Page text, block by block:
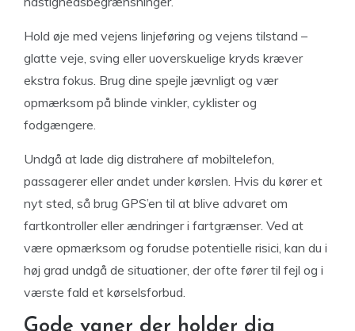
Hold øje med vejens linjeføring og vejens tilstand –
glatte veje, sving eller uoverskuelige kryds kræver
ekstra fokus. Brug dine spejle jævnligt og vær
opmærksom på blinde vinkler, cyklister og
fodgængere.
Undgå at lade dig distrahere af mobiltelefon,
passagerer eller andet under kørslen. Hvis du kører et
nyt sted, så brug GPS’en til at blive advaret om
fartkontroller eller ændringer i fartgrænser. Ved at
være opmærksom og forudse potentielle risici, kan du i
høj grad undgå de situationer, der ofte fører til fejl og i
værste fald et kørselsforbud.
Gode vaner der holder dig